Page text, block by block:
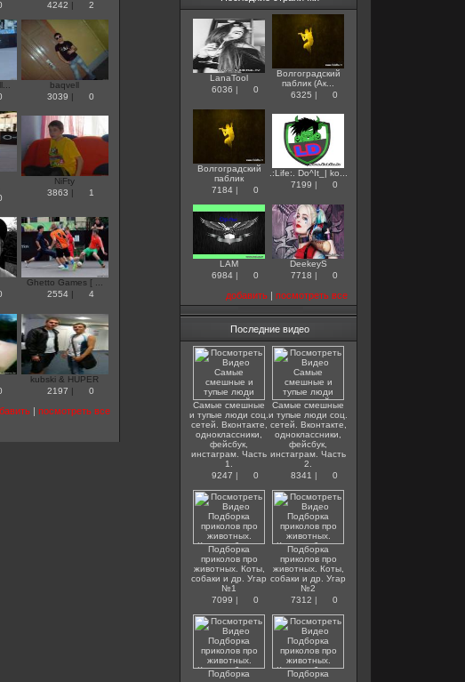
4242
2
baqvell
3039
0
NiFty
3863
1
Ghetto Games [ ...
2554
4
kubski & HUPER
2197
0
посмотреть все
LanaTool
6036
0
Волгоградский
паблик (Ак...
6325
0
Волгоградский
паблик
7184
0
.:Life:. Do^It_| ko...
7199
0
LAM
6984
0
DeekeyS
7718
0
добавить посмотреть все
Последние видео
Самые смешные
и тупые люди соц.
сетей. Вконтакте,
одноклассники,
фейсбук,
инстаграм. Часть
1.
9247
0
Самые смешные
и тупые люди соц.
сетей. Вконтакте,
одноклассники,
фейсбук,
инстаграм. Часть
2.
8341
0
Подборка
приколов про
животных. Коты,
собаки и др. Угар
№1
7099
0
Подборка
приколов про
животных. Коты,
собаки и др. Угар
№2
7312
0
Подборка
Подборка